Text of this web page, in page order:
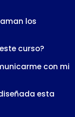
los
curso?
con mi
esta